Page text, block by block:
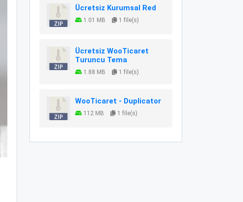
Ücretsiz Kurumsal Red
1.01 MB 1 file(s)
Ücretsiz WooTicaret
Turuncu Tema
1.88 MB 1 file(s)
WooTicaret - Duplicator
112 MB 1 file(s)